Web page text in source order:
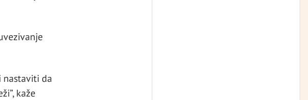
nastaviti da
kaže